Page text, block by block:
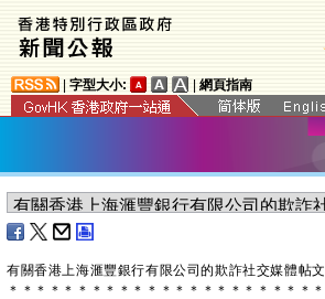
字型大小: 網頁指南
有關香港上海滙豐銀行有限公司的欺詐社交媒體帖文
＊ ＊ ＊ ＊ ＊ ＊ ＊ ＊ ＊ ＊ ＊ ＊ ＊ ＊ ＊ ＊ ＊ ＊ ＊ ＊ ＊ ＊ ＊